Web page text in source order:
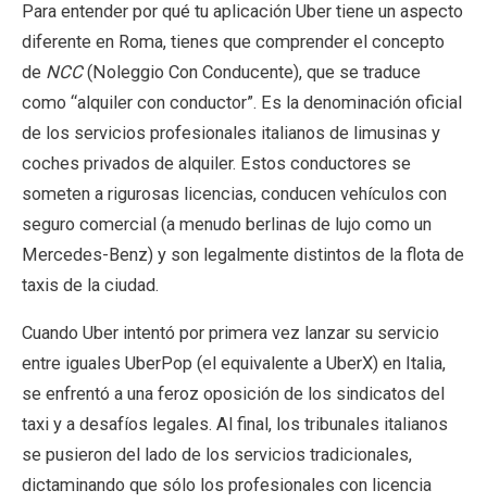
Para entender por qué tu aplicación Uber tiene un aspecto
diferente en Roma, tienes que comprender el concepto
de NCC(Noleggio Con Conducente), que se traduce
como “alquiler con conductor”. Es la denominación oficial
de los servicios profesionales italianos de limusinas y
coches privados de alquiler. Estos conductores se
someten a rigurosas licencias, conducen vehículos con
seguro comercial (a menudo berlinas de lujo como un
Mercedes-Benz) y son legalmente distintos de la flota de
taxis de la ciudad.
Cuando Uber intentó por primera vez lanzar su servicio
entre iguales UberPop (el equivalente a UberX) en Italia,
se enfrentó a una feroz oposición de los sindicatos del
taxi y a desafíos legales. Al final, los tribunales italianos
se pusieron del lado de los servicios tradicionales,
dictaminando que sólo los profesionales con licencia